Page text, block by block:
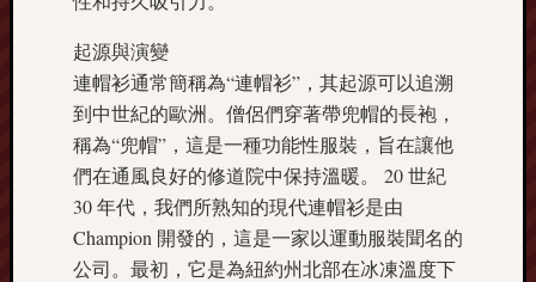
起源與演變
連帽衫通常簡稱為“連帽衫”，其起源可以追溯
到中世紀的歐洲。僧侶們穿著帶兜帽的長袍，
稱為“兜帽”，這是一種功能性服裝，旨在讓他
們在通風良好的修道院中保持溫暖。 20 世紀
30 年代，我們所熟知的現代連帽衫是由
Champion 開發的，這是一家以運動服裝聞名的
公司。最初，它是為紐約州北部在冰凍溫度下